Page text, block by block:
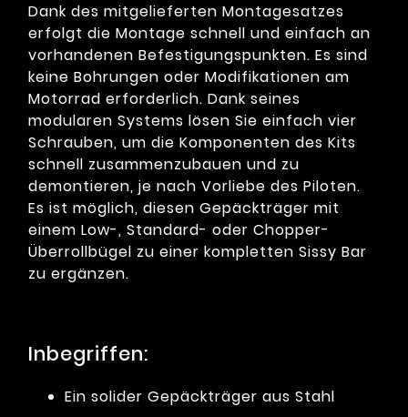
Dank des mitgelieferten Montagesatzes
erfolgt die Montage schnell und einfach an
vorhandenen Befestigungspunkten. Es sind
keine Bohrungen oder Modifikationen am
Motorrad erforderlich. Dank seines
modularen Systems lösen Sie einfach vier
Schrauben, um die Komponenten des Kits
schnell zusammenzubauen und zu
demontieren, je nach Vorliebe des Piloten.
Es ist möglich, diesen Gepäckträger mit
einem Low-, Standard- oder Chopper-
Überrollbügel zu einer kompletten Sissy Bar
zu ergänzen.
Inbegriffen:
Ein solider Gepäckträger aus Stahl